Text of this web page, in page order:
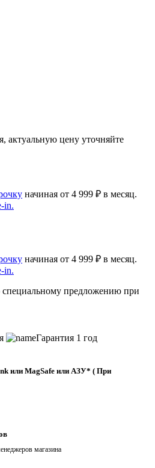
актуальную цену уточняйте
начиная от 4 999 ₽ в месяц.
in.
начиная от 4 999 ₽ в месяц.
in.
специальному предложению при
Гарантия 1 год
или MagSafe или AЗУ* ( При
магазина